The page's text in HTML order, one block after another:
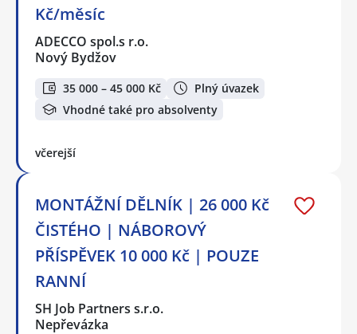
Kč/měsíc
ADECCO spol.s r.o.
Nový Bydžov
35 000 – 45 000 Kč
Plný úvazek
Vhodné také pro absolventy
včerejší
MONTÁŽNÍ DĚLNÍK | 26 000 Kč
ČISTÉHO | NÁBOROVÝ
PŘÍSPĚVEK 10 000 Kč | POUZE
RANNÍ
SH Job Partners s.r.o.
Nepřevázka